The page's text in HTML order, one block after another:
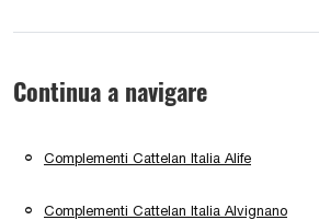
Continua a navigare
Complementi Cattelan Italia Alife
Complementi Cattelan Italia Alvignano